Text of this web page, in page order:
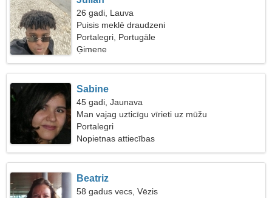
26 gadi, Lauva
Puisis meklē draudzeni
Portalegri, Portugāle
Ģimene
Sabine
45 gadi, Jaunava
Man vajag uzticīgu vīrieti uz mūžu
Portalegri
Nopietnas attiecības
Beatriz
58 gadus vecs, Vēzis